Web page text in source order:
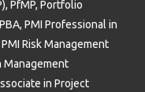
PfMP, Portfolio
PMI Professional in
Risk Management
Management
in Project